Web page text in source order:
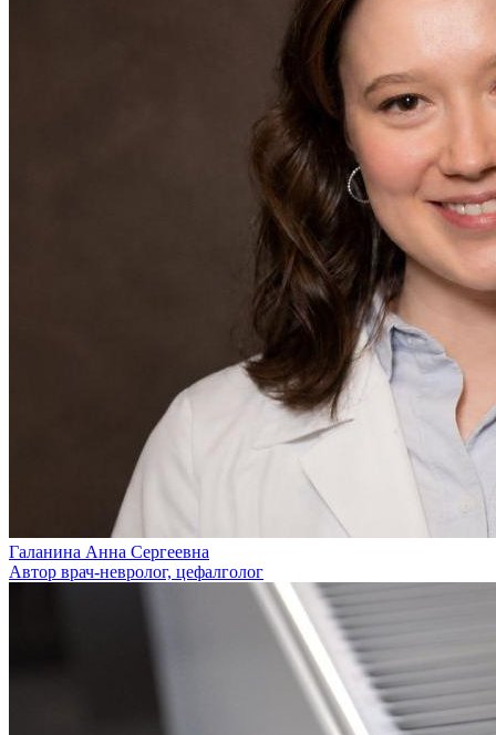
Галанина Анна Сергеевна
Автор врач-невролог, цефалголог